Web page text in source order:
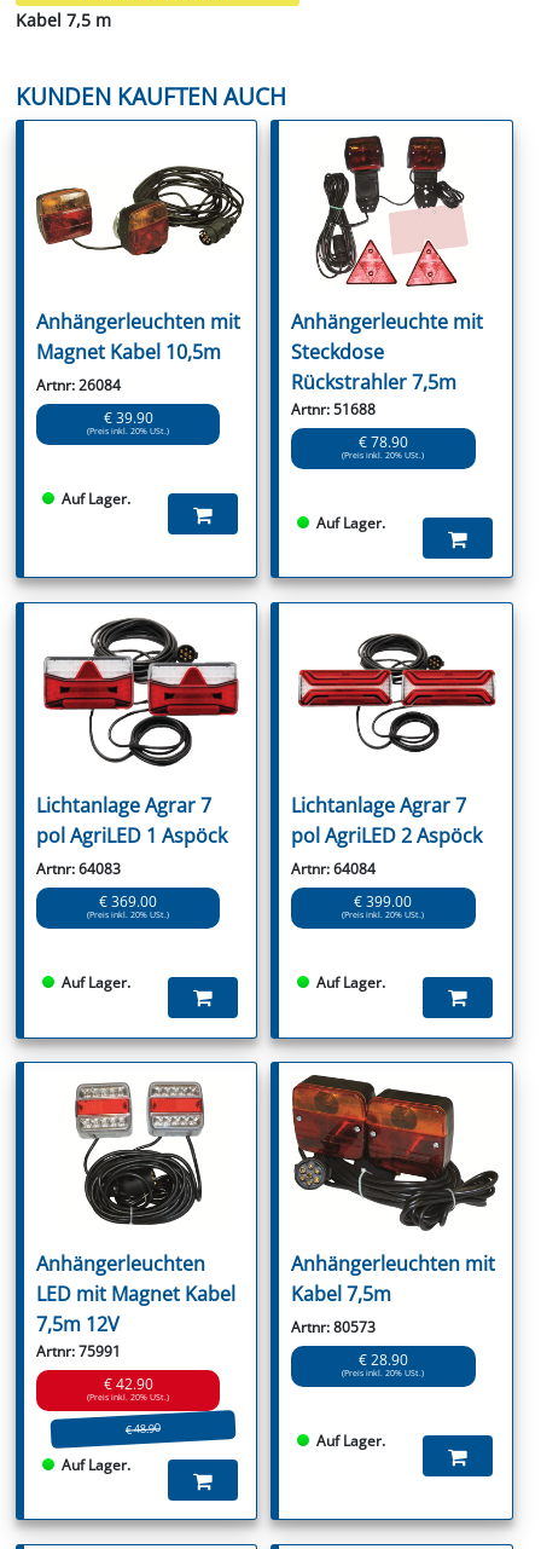
Kabel 7,5 m
KUNDEN KAUFTEN AUCH
Anhängerleuchten mit
Magnet Kabel 10,5m
Artnr: 26084
€ 39.90
(Preis inkl. 20% USt.)
Auf Lager.
Anhängerleuchte mit
Steckdose
Rückstrahler 7,5m
Artnr: 51688
€ 78.90
(Preis inkl. 20% USt.)
Auf Lager.
Lichtanlage Agrar 7
pol AgriLED 1 Aspöck
Artnr: 64083
€ 369.00
(Preis inkl. 20% USt.)
Auf Lager.
Lichtanlage Agrar 7
pol AgriLED 2 Aspöck
Artnr: 64084
€ 399.00
(Preis inkl. 20% USt.)
Auf Lager.
Anhängerleuchten
LED mit Magnet Kabel
7,5m 12V
Artnr: 75991
€ 42.90
(Preis inkl. 20% USt.)
€ 48.90
Auf Lager.
Anhängerleuchten mit
Kabel 7,5m
Artnr: 80573
€ 28.90
(Preis inkl. 20% USt.)
Auf Lager.